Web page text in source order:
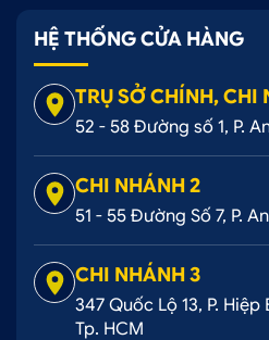
HỆ THỐNG CỬA HÀNG
TRỤ SỞ CHÍNH, CHI
52 - 58 Đường số 1, P.
CHI NHÁNH 2
51 - 55 Đường Số 7, P.
CHI NHÁNH 3
347 Quốc Lộ 13, P.
Tp. HCM